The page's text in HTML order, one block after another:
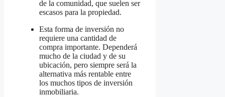
de la comunidad, que suelen ser
escasos para la propiedad.
Esta forma de inversión no
requiere una cantidad de
compra importante. Dependerá
mucho de la ciudad y de su
ubicación, pero siempre será la
alternativa más rentable entre
los muchos tipos de inversión
inmobiliaria.